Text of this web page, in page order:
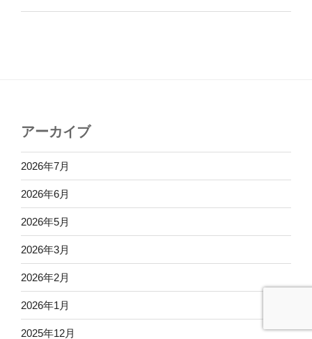
アーカイブ
2026年7月
2026年6月
2026年5月
2026年3月
2026年2月
2026年1月
2025年12月